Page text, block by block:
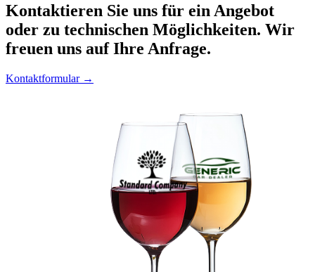
Kontaktieren Sie uns für ein Angebot
oder zu technischen Möglichkeiten. Wir
freuen uns auf Ihre Anfrage.
Kontaktformular →